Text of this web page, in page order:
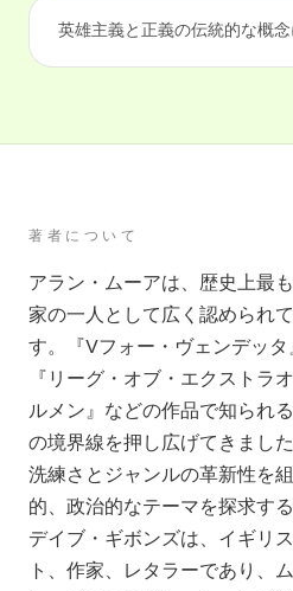
英雄主義と正義の伝統的な概
著者について
アラン・ムーアは、歴史上最
家の一人として広く認められ
す。『Vフォー・ヴェンデッタ
『リーグ・オブ・エクストラ
ルメン』などの作品で知られ
の境界線を押し広げてきまし
洗練さとジャンルの革新性を
的、政治的なテーマを探求す
デイブ・ギボンズは、イギリ
ト、作家、レタラーであり、